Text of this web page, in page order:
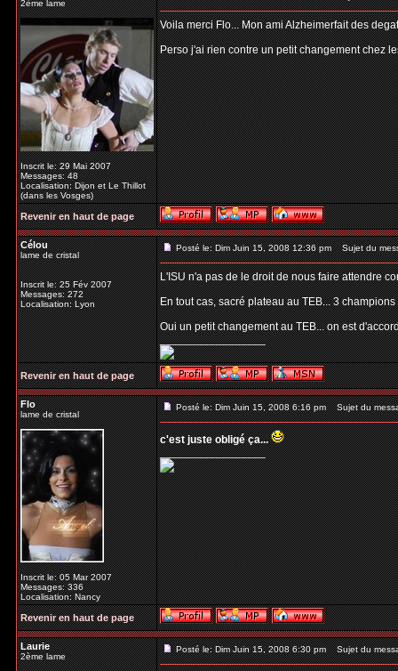
2ème lame
Inscrit le: 29 Mai 2007
Messages: 48
Localisation: Dijon et Le Thillot
(dans les Vosges)
Voila merci Flo... Mon ami Alzheimerfait des
Perso j'ai rien contre un petit changement chez
Revenir en haut de page
Célou
lame de cristal
Inscrit le: 25 Fév 2007
Messages: 272
Localisation: Lyon
Posté le: Dim Juin 15, 2008 12:36 pm Sujet du
L'ISU n'a pas de le droit de nous faire attendre
En tout cas, sacré plateau au TEB... 3
Oui un petit changement au TEB... on est
_________________
Revenir en haut de page
Flo
lame de cristal
Inscrit le: 05 Mar 2007
Messages: 336
Localisation: Nancy
Posté le: Dim Juin 15, 2008 6:16 pm Sujet du
c'est juste obligé ça...
_________________
Revenir en haut de page
Laurie
2ème lame
Posté le: Dim Juin 15, 2008 6:30 pm Sujet du